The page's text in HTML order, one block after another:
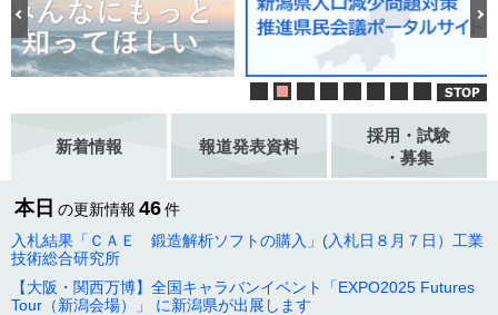
新着情報 報道発表資料
採用・試験
・募集
本日 の更新情報 46件
入札結果「ＣＡＥ 鍛造解析ソフトの購入」(入札日８月７日）工業
技術総合研究所
【大阪・関西万博】全国キャラバンイベント「EXPO2025 Futures
Tour（新潟会場）」 に新潟県が出展します